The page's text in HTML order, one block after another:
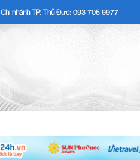
Chi nhánh TP. Thủ Đức: 093 705 9977